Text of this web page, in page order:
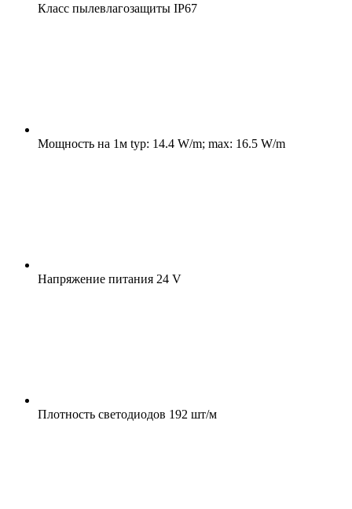
Класс пылевлагозащиты IP67
Мощность на 1м typ: 14.4 W/m; max: 16.5 W/m
Напряжение питания 24 V
Плотность светодиодов 192 шт/м